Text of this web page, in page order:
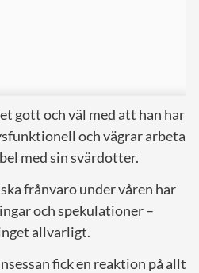
gott och väl med att han har
och vägrar arbeta
med sin svärdotter.
frånvaro under våren har
och spekulationer –
allvarligt.
fick en reaktion på allt